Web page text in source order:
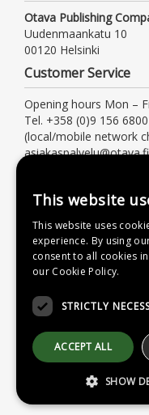
Otava Publishing
Uudenmaankatu 10
00120 Helsinki
Customer Service
Opening hours Mon –
Tel. +358 (0)9 156 6800
(local/mobile network
asiakaspalvelu@otava.fi
Terms of delivery
Instructions
Privacy Policy
Accessibility Statement
This website
This website uses
experience. By using
consent to all cookies
our Cookie Policy.
STRICTLY
ACCEPT ALL
SHOW